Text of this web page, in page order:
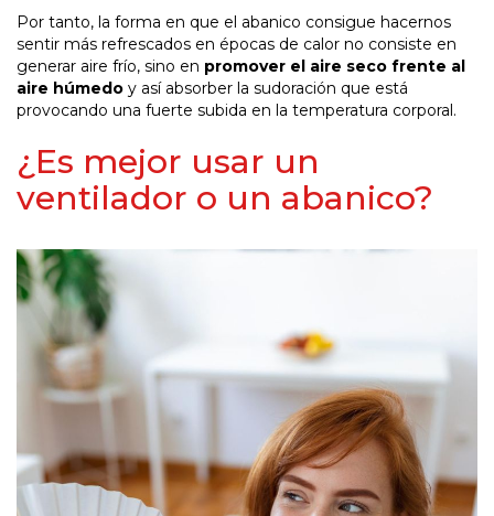
Por tanto, la forma en que el abanico consigue hacernos
sentir más refrescados en épocas de calor no consiste en
generar aire frío, sino en promover el aire seco frente al
aire húmedo y así absorber la sudoración que está
provocando una fuerte subida en la temperatura corporal.
¿Es mejor usar un
ventilador o un abanico?